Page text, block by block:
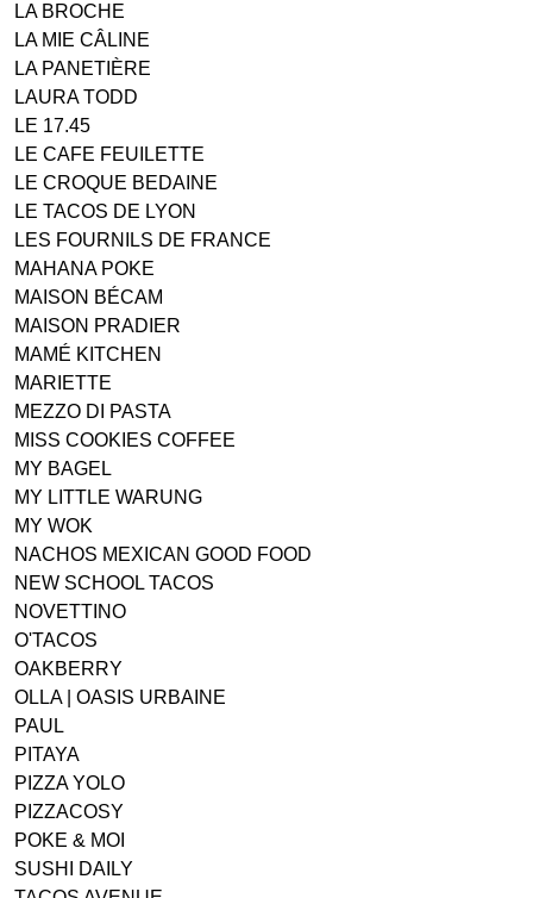
LA BROCHE
LA MIE CÂLINE
LA PANETIÈRE
LAURA TODD
LE 17.45
LE CAFE FEUILETTE
LE CROQUE BEDAINE
LE TACOS DE LYON
LES FOURNILS DE FRANCE
MAHANA POKE
MAISON BÉCAM
MAISON PRADIER
MAMÉ KITCHEN
MARIETTE
MEZZO DI PASTA
MISS COOKIES COFFEE
MY BAGEL
MY LITTLE WARUNG
MY WOK
NACHOS MEXICAN GOOD FOOD
NEW SCHOOL TACOS
NOVETTINO
O'TACOS
OAKBERRY
OLLA | OASIS URBAINE
PAUL
PITAYA
PIZZA YOLO
PIZZACOSY
POKE & MOI
SUSHI DAILY